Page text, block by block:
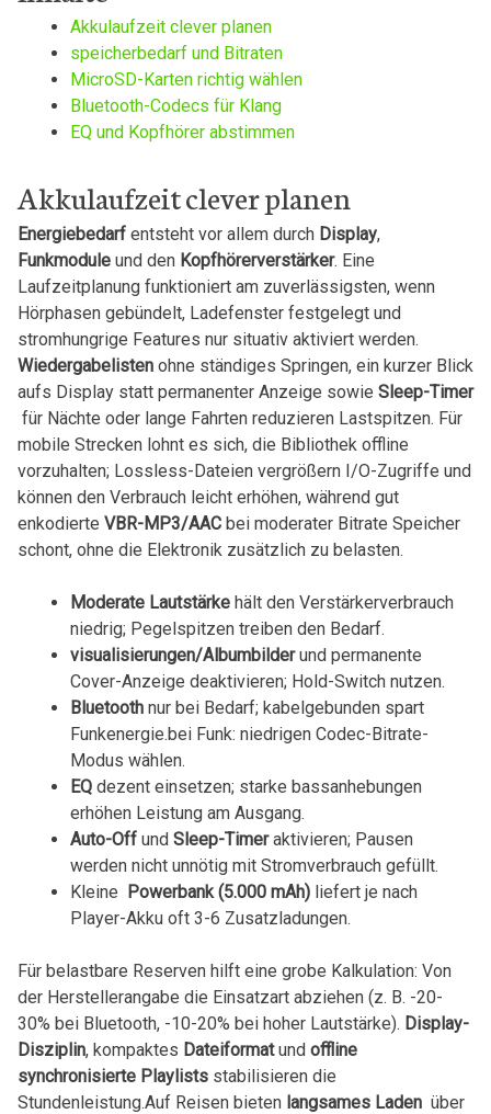
Akkulaufzeit clever planen
speicherbedarf und Bitraten
MicroSD-Karten richtig wählen
Bluetooth-Codecs für Klang
EQ ⁣und Kopfhörer abstimmen
Akkulaufzeit clever planen
Energiebedarfentsteht vor allem durch Display, ​
Funkmoduleund den Kopfhörerverstärker. Eine
Laufzeitplanung funktioniert⁤ am zuverlässigsten, ⁢wenn
Hörphasen gebündelt, Ladefenster festgelegt und
stromhungrige ‌Features⁤ nur situativ aktiviert werden.
Wiedergabelistenohne ständiges Springen, ein kurzer Blick
aufs Display statt permanenter⁤ Anzeige sowie Sleep-Timer
‌ für Nächte oder lange Fahrten reduzieren Lastspitzen. Für
mobile Strecken lohnt es sich, die Bibliothek offline
vorzuhalten; Lossless-Dateien vergrößern I/O-Zugriffe und
können den Verbrauch leicht erhöhen, ⁤während gut
enkodierte⁤ VBR-MP3/AACbei⁢ moderater Bitrate ‌Speicher
schont, ohne die Elektronik zusätzlich zu belasten.
Moderate Lautstärkehält den Verstärkerverbrauch
niedrig; Pegelspitzen treiben den Bedarf.
visualisierungen/Albumbilderund permanente
Cover-Anzeige⁤ deaktivieren; Hold-Switch ⁤nutzen.
Bluetoothnur bei Bedarf; ‍kabelgebunden spart
Funkenergie.bei Funk: niedrigen Codec-Bitrate-
Modus wählen.
EQdezent einsetzen; starke bassanhebungen
erhöhen Leistung am Ausgang.
Auto-Off‍und Sleep-Timeraktivieren; Pausen
werden nicht ​unnötig⁤ mit‌ Stromverbrauch ‍gefüllt.
Kleine ‌ Powerbank (5.000 mAh)liefert je nach
Player-Akku oft 3-6 Zusatzladungen.
Für belastbare Reserven hilft eine grobe Kalkulation: ⁢Von
der Herstellerangabe die Einsatzart‌ abziehen (z. B. -20-
30% bei Bluetooth, -10-20% bei hoher Lautstärke). Display-
Disziplin, kompaktes Dateiformatund offline
synchronisierte Playlistsstabilisieren⁣ die
Stundenleistung.Auf ⁣Reisen bieten langsames Laden⁣ über